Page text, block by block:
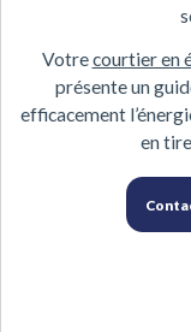
Votrecourtier en
présente un
efficacement
en